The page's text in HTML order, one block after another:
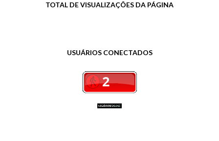
TOTAL DE VISUALIZAÇÕES DA PÁGINA
USUÁRIOS CONECTADOS